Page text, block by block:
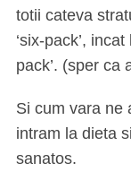
totii cateva
‘six-pack’,
pack’. (sper ca
Si cum vara ne
intram la dieta
sanatos.